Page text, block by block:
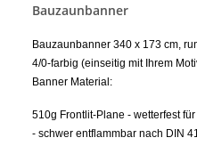
Bauzaunbanner
Bauzaunbanner 340 x 173 cm,
4/0-farbig (einseitig mit Ihrem
Banner Material:
510g Frontlit-Plane - wetterfest
- schwer entflammbar nach DIN